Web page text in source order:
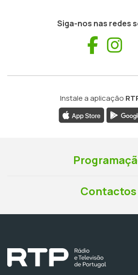
Siga-nos nas redes
Instale a aplicação
Contactos